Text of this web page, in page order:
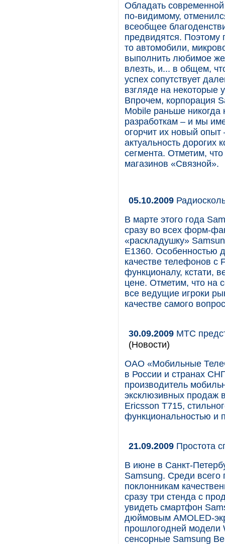
Обладать
по-видимому,
всеобщее
предвидятся. Поэтому
то автомобили,
выполнить любимое
влезть, и... в общем,
успех сопутствует
взгляде на некоторые
Впрочем, корпорация
Mobile раньше
разработкам – и мы
огорчит их новый
актуальность дорогих
сегмента. Отметим,
магазинов «Связной».
05.10.2009
В марте этого года
сразу во всех форм-
«раскладушку»
E1360. Особенностью
качестве телефонов с
функционалу, кстати,
цене. Отметим, что на
все ведущие игроки
качестве самого
30.09.2009 МТС
(Новости)
ОАО «Мобильные
в России и странах
производитель
эксклюзивных продаж
Ericsson T715,
функциональностью и
21.09.2009 Простота
В июне в Санкт-
Samsung. Среди
поклонникам
сразу три стенда с
увидеть смартфон
дюймовым AMOLED-
прошлогодней модели
сенсорные Samsung